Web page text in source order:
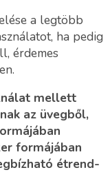
a legtöbb
ha pedig
érdemes
mellett
az üvegből,
formájában
étrend-